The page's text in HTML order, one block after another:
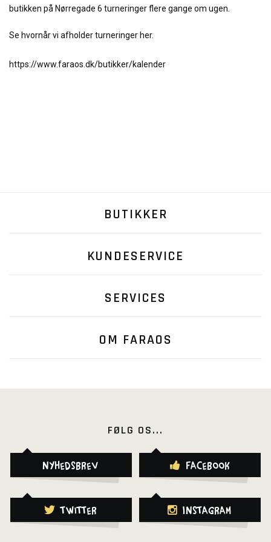
butikken på Nørregade 6 turneringer flere gange om ugen.
Se hvornår vi afholder turneringer her.
https://www.faraos.dk/butikker/kalender
BUTIKKER
KUNDESERVICE
SERVICES
OM FARAOS
FØLG OS...
Nyhedsbrev Facebook
Twitter Instagram